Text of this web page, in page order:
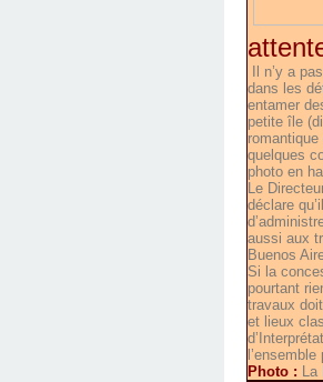
Il n’y a
dans les
entamer
petite île
quelques
photo en
Le
déclare
aussi aux
Buenos
Si la
pourtant
travaux
et lieux
Photo : La